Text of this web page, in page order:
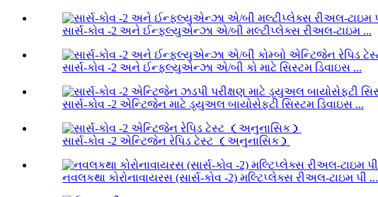
સાર્સ-કોવ -2 અને ઈન્ફલ્યુએન્ઝા એ/બી મલ્ટીપ્લેક્સ રીઅલ-ટાઇમ ...
સાર્સ-કોવ -2 અને ઈન્ફલ્યુએન્ઝા એ/બી કો માટે સિસ્ટમ ડિવાઇસ ...
સાર્સ-કોવ -2 એન્ટિજેન માટે ડ્યુઅલ બાયોસેફ્ટી સિસ્ટમ ડિવાઇસ ...
સાર્સ-કોવ -2 એન્ટિજેન રેપિડ ટેસ્ટ （અનુનાસિક）
નવલકથા કોરોનાવાયરસ (સાર્સ-કોવ -2) મલ્ટિપ્લેક્સ રીઅલ-ટાઇમ પી ...